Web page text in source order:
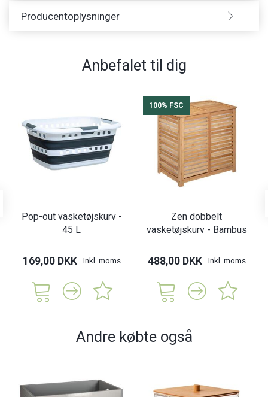
Producentoplysninger
Anbefalet til dig
Pop-out vasketøjskurv -
45 L
169,00 DKK Inkl. moms
100% FSC
Zen dobbelt
vasketøjskurv - Bambus
488,00 DKK Inkl. moms
Andre købte også